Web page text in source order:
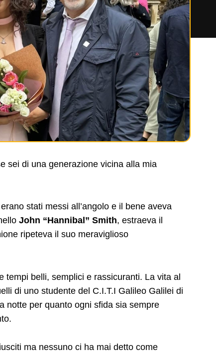
sei di una generazione vicina alla mia
stati messi all’angolo e il bene aveva
John “Hannibal” Smith, estraeva il
ripeteva il suo meraviglioso
tempi belli, semplici e rassicuranti. La vita al
di uno studente del C.I.T.I Galileo Galilei di
notte per quanto ogni sfida sia sempre
ma nessuno ci ha mai detto come